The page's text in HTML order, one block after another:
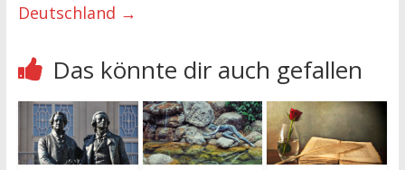
Deutschland →
Das könnte dir auch gefallen